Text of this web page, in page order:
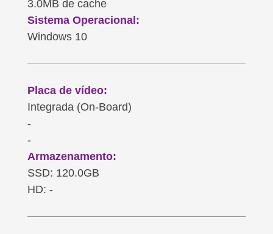
3.0MB de cache
Sistema Operacional:
Windows 10
Placa de vídeo:
Integrada (On-Board)
-
-
Armazenamento:
SSD: 120.0GB
HD: -